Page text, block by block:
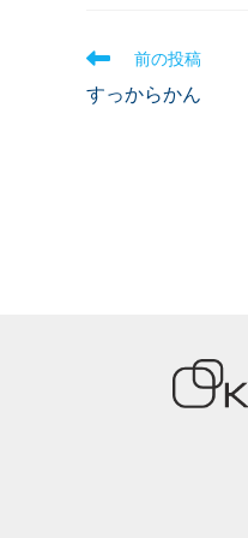
前の投稿
すっからかん